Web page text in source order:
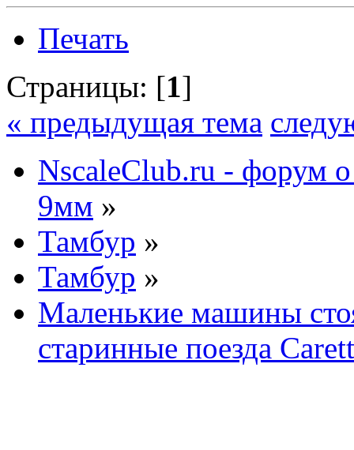
Печать
Страницы: [1]
« предыдущая тема
NscaleClub.ru - форум
9мм »
Тамбур »
Тамбур »
Маленькие машины
старинные поезда